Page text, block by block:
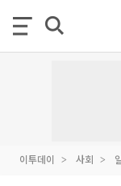
이투데이 사회